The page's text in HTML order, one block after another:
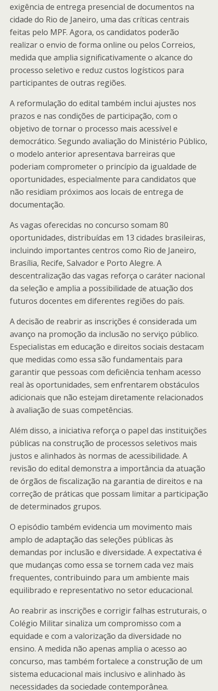
exigência de entrega presencial de documentos na
cidade do Rio de Janeiro, uma das críticas centrais
feitas pelo MPF. Agora, os candidatos poderão
realizar o envio de forma online ou pelos Correios,
medida que amplia significativamente o alcance do
processo seletivo e reduz custos logísticos para
participantes de outras regiões.
A reformulação do edital também inclui ajustes nos
prazos e nas condições de participação, com o
objetivo de tornar o processo mais acessível e
democrático. Segundo avaliação do Ministério Público,
o modelo anterior apresentava barreiras que
poderiam comprometer o princípio da igualdade de
oportunidades, especialmente para candidatos que
não residiam próximos aos locais de entrega de
documentação.
As vagas oferecidas no concurso somam 80
oportunidades, distribuídas em 13 cidades brasileiras,
incluindo importantes centros como Rio de Janeiro,
Brasília, Recife, Salvador e Porto Alegre. A
descentralização das vagas reforça o caráter nacional
da seleção e amplia a possibilidade de atuação dos
futuros docentes em diferentes regiões do país.
A decisão de reabrir as inscrições é considerada um
avanço na promoção da inclusão no serviço público.
Especialistas em educação e direitos sociais destacam
que medidas como essa são fundamentais para
garantir que pessoas com deficiência tenham acesso
real às oportunidades, sem enfrentarem obstáculos
adicionais que não estejam diretamente relacionados
à avaliação de suas competências.
Além disso, a iniciativa reforça o papel das instituições
públicas na construção de processos seletivos mais
justos e alinhados às normas de acessibilidade. A
revisão do edital demonstra a importância da atuação
de órgãos de fiscalização na garantia de direitos e na
correção de práticas que possam limitar a participação
de determinados grupos.
O episódio também evidencia um movimento mais
amplo de adaptação das seleções públicas às
demandas por inclusão e diversidade. A expectativa é
que mudanças como essa se tornem cada vez mais
frequentes, contribuindo para um ambiente mais
equilibrado e representativo no setor educacional.
Ao reabrir as inscrições e corrigir falhas estruturais, o
Colégio Militar sinaliza um compromisso com a
equidade e com a valorização da diversidade no
ensino. A medida não apenas amplia o acesso ao
concurso, mas também fortalece a construção de um
sistema educacional mais inclusivo e alinhado às
necessidades da sociedade contemporânea.